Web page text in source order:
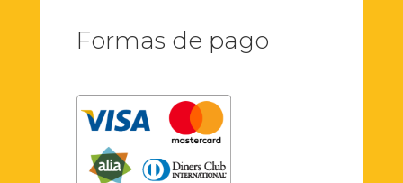
Formas de pago